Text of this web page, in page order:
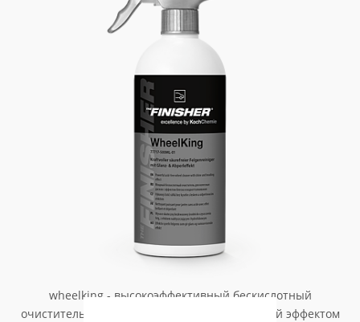
wheelking - высокоэффективный бескислотный
очиститель для колесных дисков, обладающий эффектом